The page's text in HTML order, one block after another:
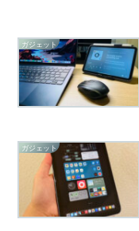
ガジェット
ガジェット